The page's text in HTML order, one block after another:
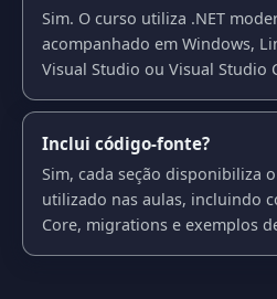
Sim. O curso utiliza .NET
acompanhado em Windows,
Visual Studio ou Visual Studio
Inclui código-fonte?
Sim, cada seção disponibiliza
utilizado nas aulas, incluindo
Core, migrations e exemplos